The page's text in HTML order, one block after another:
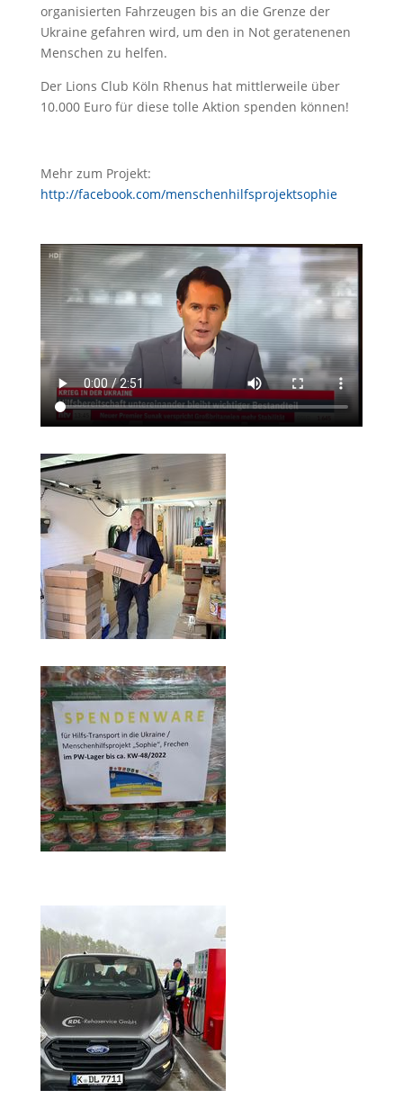
organisierten Fahrzeugen bis an die Grenze der
Ukraine gefahren wird, um den in Not geratenenen
Menschen zu helfen.
Der Lions Club Köln Rhenus hat mittlerweile über
10.000 Euro für diese tolle Aktion spenden können!
Mehr zum Projekt:
http://facebook.com/menschenhilfsprojektsophie